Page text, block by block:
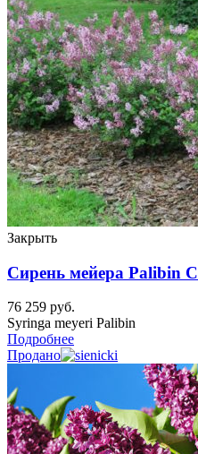
Закрыть
Сирень мейера Palibin
76 259 руб.
Syringa meyeri Palibin
Подробнее
Продано